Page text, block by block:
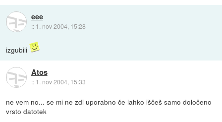
eee
:: 1. nov 2004, 15:28
izgubili
Atos
:: 1. nov 2004, 15:33
ne vem no... se mi ne zdi uporabno če lahko iščeš samo določeno
vrsto datotek